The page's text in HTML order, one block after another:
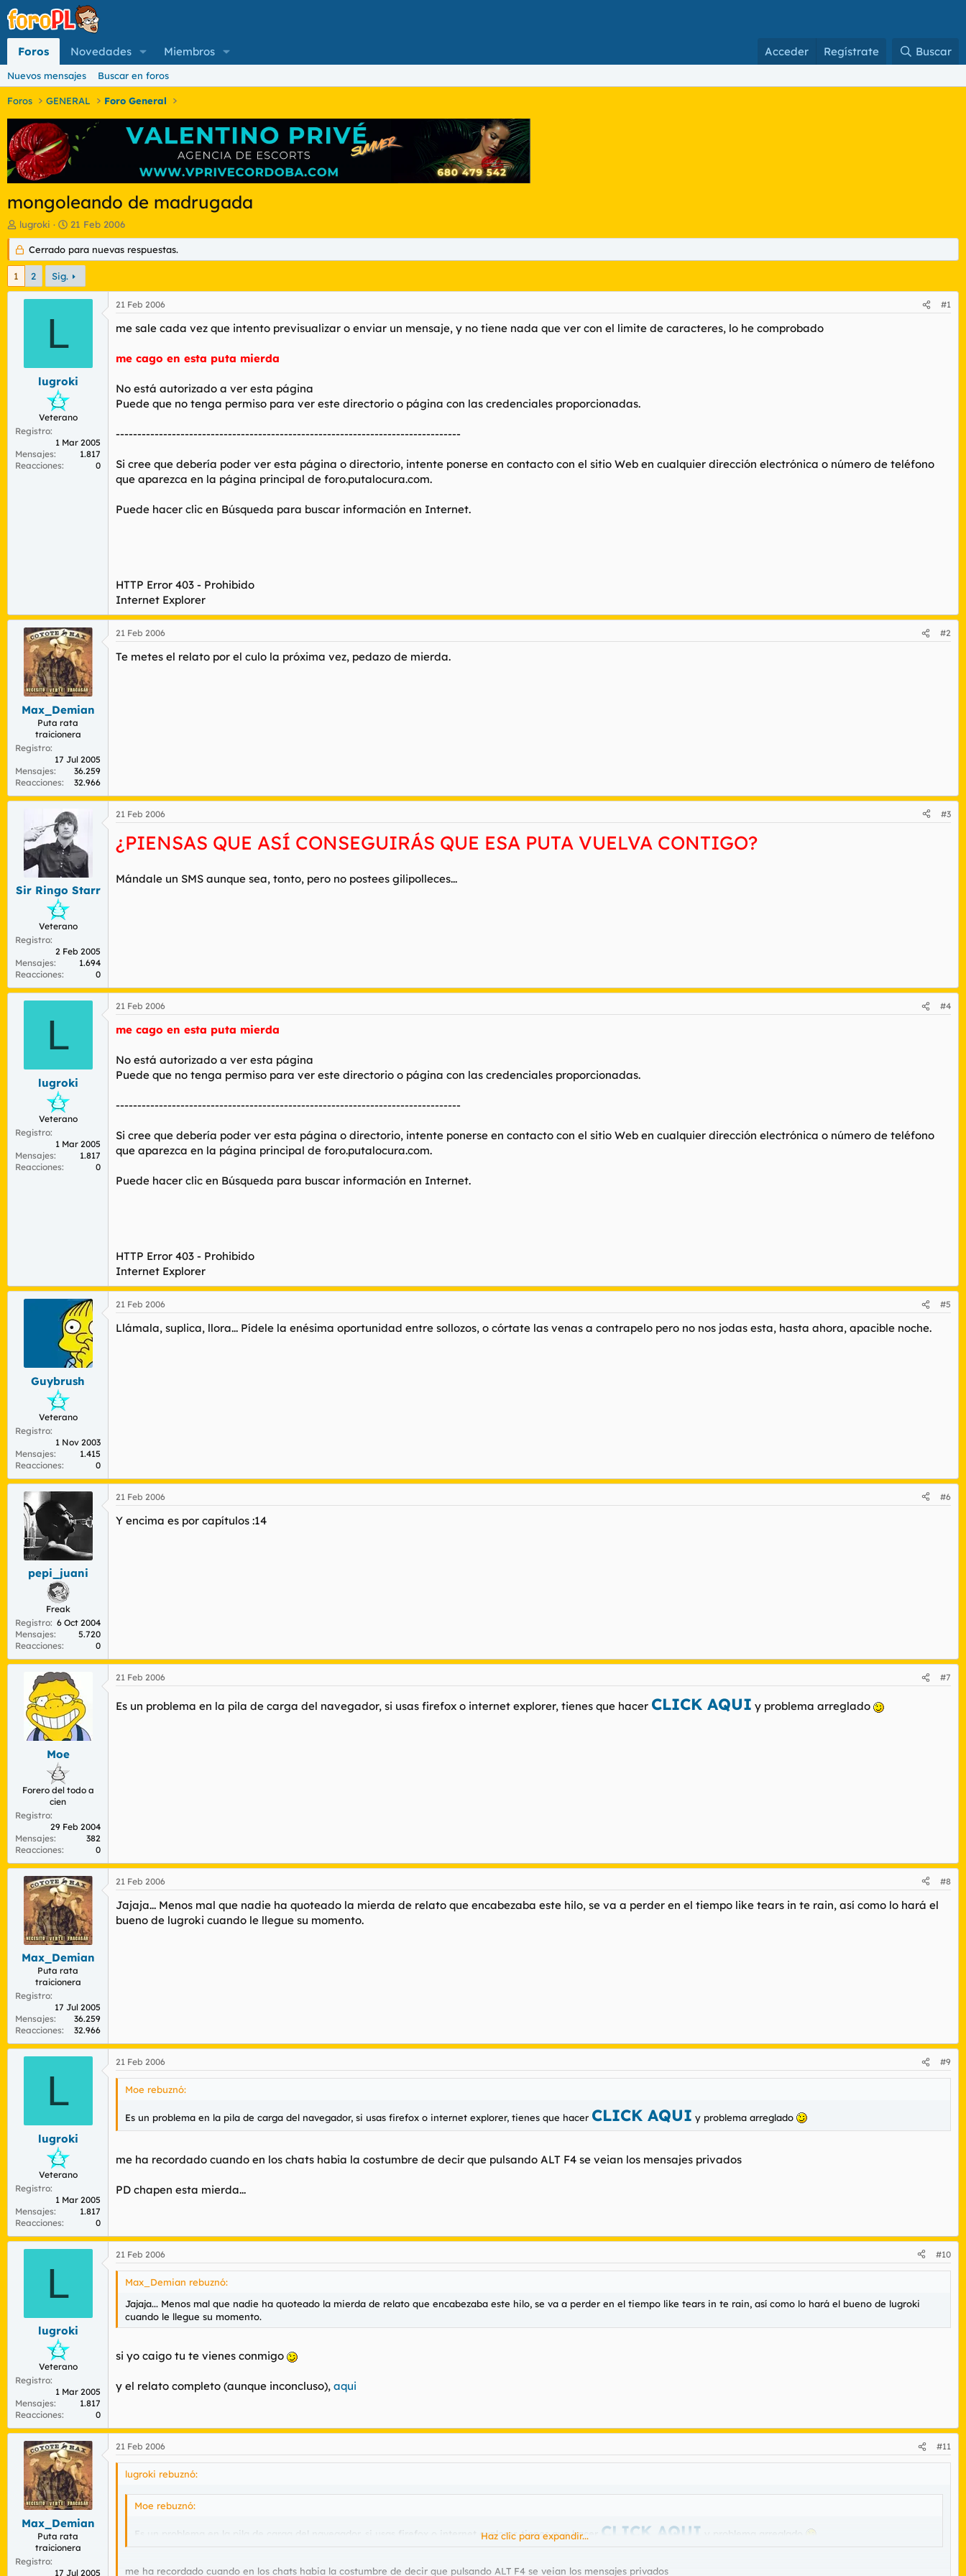
Foros Novedades Miembros Acceder Regístrate Buscar
Nuevos mensajes Buscar en foros
Foros GENERAL Foro General
mongoleando de madrugada
I
n
i
c
a
d
lugroki
F
e
c
h
a
d
e
i
o
21 Feb 2006
Cerrado para nuevas respuestas.
1 2 Sig.
L
lugroki
Veterano
Registro
1 Mar 2005
Mensajes
1.817
Reacciones
0
21 Feb 2006 #1
me sale cada vez que intento previsualizar o enviar un mensaje, y no tiene nada que ver con el limite de caracteres, lo he comprobado
me cago en esta puta mierda
No está autorizado a ver esta página
Puede que no tenga permiso para ver este directorio o página con las credenciales proporcionadas.
--------------------------------------------------------------------------------
Si cree que debería poder ver esta página o directorio, intente ponerse en contacto con el sitio Web en cualquier dirección electrónica o número de teléfono
que aparezca en la página principal de foro.putalocura.com.
Puede hacer clic en Búsqueda para buscar información en Internet.
HTTP Error 403 - Prohibido
Internet Explorer
Max_Demian
Puta rata
traicionera
Registro
17 Jul 2005
Mensajes
36.259
Reacciones
32.966
21 Feb 2006 #2
Te metes el relato por el culo la próxima vez, pedazo de mierda.
Sir Ringo Starr
Veterano
Registro
2 Feb 2005
Mensajes
1.694
Reacciones
0
21 Feb 2006 #3
¿PIENSAS QUE ASÍ CONSEGUIRÁS QUE ESA PUTA VUELVA CONTIGO?
Mándale un SMS aunque sea, tonto, pero no postees gilipolleces...
L
lugroki
Veterano
Registro
1 Mar 2005
Mensajes
1.817
Reacciones
0
21 Feb 2006 #4
me cago en esta puta mierda
No está autorizado a ver esta página
Puede que no tenga permiso para ver este directorio o página con las credenciales proporcionadas.
--------------------------------------------------------------------------------
Si cree que debería poder ver esta página o directorio, intente ponerse en contacto con el sitio Web en cualquier dirección electrónica o número de teléfono
que aparezca en la página principal de foro.putalocura.com.
Puede hacer clic en Búsqueda para buscar información en Internet.
HTTP Error 403 - Prohibido
Internet Explorer
Guybrush
Veterano
Registro
1 Nov 2003
Mensajes
1.415
Reacciones
0
21 Feb 2006 #5
Llámala, suplica, llora... Pídele la enésima oportunidad entre sollozos, o córtate las venas a contrapelo pero no nos jodas esta, hasta ahora, apacible noche.
pepi_juani
Freak
Registro 6 Oct 2004
Mensajes
5.720
Reacciones
0
21 Feb 2006 #6
Y encima es por capítulos :14
Moe
Forero del todo a
cien
Registro
29 Feb 2004
Mensajes
382
Reacciones
0
21 Feb 2006 #7
Es un problema en la pila de carga del navegador, si usas firefox o internet explorer, tienes que hacer CLICK AQUI y problema arreglado
Max_Demian
Puta rata
traicionera
Registro
17 Jul 2005
Mensajes
36.259
Reacciones
32.966
21 Feb 2006 #8
Jajaja... Menos mal que nadie ha quoteado la mierda de relato que encabezaba este hilo, se va a perder en el tiempo like tears in te rain, así como lo hará el
bueno de lugroki cuando le llegue su momento.
L
lugroki
Veterano
Registro
1 Mar 2005
Mensajes
1.817
Reacciones
0
21 Feb 2006 #9
Moe rebuznó:
Es un problema en la pila de carga del navegador, si usas firefox o internet explorer, tienes que hacer CLICK AQUI y problema arreglado
me ha recordado cuando en los chats habia la costumbre de decir que pulsando ALT F4 se veian los mensajes privados
PD chapen esta mierda...
L
lugroki
Veterano
Registro
1 Mar 2005
Mensajes
1.817
Reacciones
0
21 Feb 2006 #10
Max_Demian rebuznó:
Jajaja... Menos mal que nadie ha quoteado la mierda de relato que encabezaba este hilo, se va a perder en el tiempo like tears in te rain, así como lo hará el bueno de lugroki
cuando le llegue su momento.
si yo caigo tu te vienes conmigo
y el relato completo (aunque inconcluso), aqui
Max_Demian
Puta rata
traicionera
Registro
17 Jul 2005
21 Feb 2006 #11
lugroki rebuznó:
Moe rebuznó:
Es un problema en la pila de carga del navegador, si usas firefox o internet explorer, tienes que hacer CLICK AQUI y problema arreglado
Haz clic para expandir...
me ha recordado cuando en los chats habia la costumbre de decir que pulsando ALT F4 se veian los mensajes privados